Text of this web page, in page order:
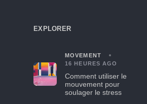
EXPLORER
MOVEMENT
16 HEURES AGO
Comment utiliser le
mouvement pour
soulager le stress